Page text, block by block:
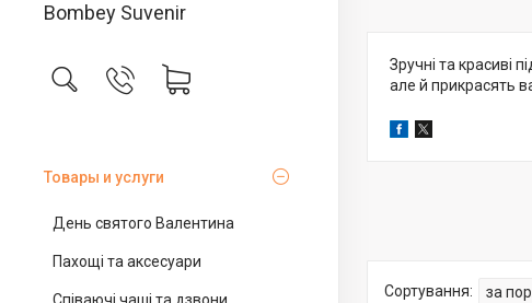
Bombey Suvenir
Товары и услуги
День святого Валентина
Пахощі та аксесуари
Зручні та красиві
але й прикрасять